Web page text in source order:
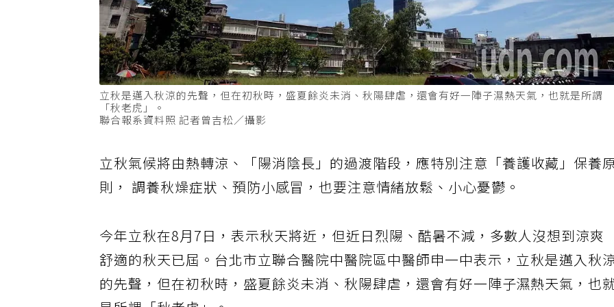
立秋是邁入秋涼的先聲，但在初秋時，盛夏餘炎未消、秋陽肆虐，還會有好一陣子濕熱天氣，也就是所謂
「秋老虎」。
聯合報系資料照 記者曾吉松／攝影
立秋氣候將由熱轉涼、「陽消陰長」的過渡階段，應特別注意「養護收藏」保養
則， 調養秋燥症狀、預防小感冒，也要注意情緒放鬆、小心憂鬱 。
今年立秋在8月7日，表示秋天將近，但近日烈陽、酷暑不減，多數人沒想到涼爽
舒適的秋天已屆。台北市立聯合醫院中醫院區中醫師申一中表示，立秋是邁入秋
的先聲，但在初秋時，盛夏餘炎未消、秋陽肆虐，還會有好一陣子濕熱天氣，也